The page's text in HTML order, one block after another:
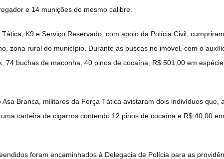
e 14 munições do mesmo calibre.
K9 e Serviço Reservado, com apoio da Polícia Civil,
zona rural do município. Durante as buscas no imóvel, com o
74 buchas de maconha, 40 pinos de cocaína, R$ 501,00 em
Branca, militares da Força Tática avistaram dois indivíduos que,
carteira de cigarros contendo 12 pinos de cocaína e R$ 40,00
foram encaminhados à Delegacia de Polícia para as